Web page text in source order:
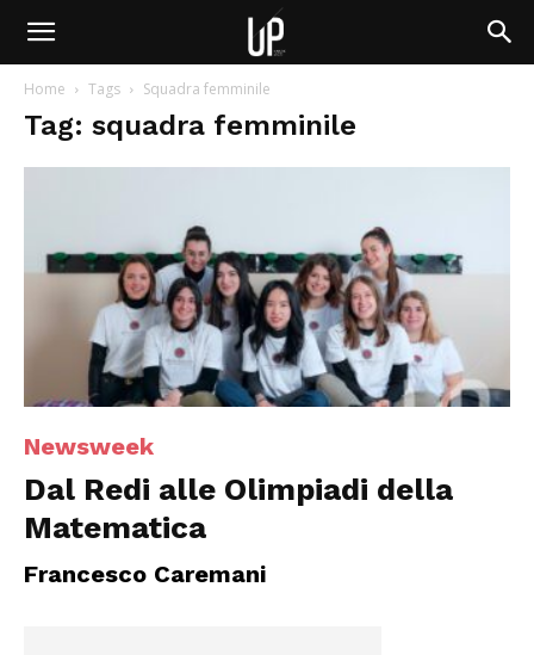
Home Tags Squadra femminile
Tag: squadra femminile
Newsweek
Dal Redi alle Olimpiadi della
Matematica
Francesco Caremani